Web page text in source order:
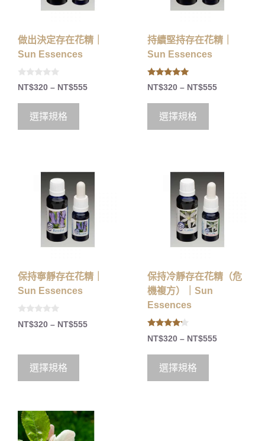
做出決定存在花精｜
Sun Essences
0
o
5
NT$320 – NT$555
選擇規格
持續堅持存在花精｜
Sun Essences
5.00
out of 5
NT$320 – NT$555
選擇規格
保持寧靜存在花精｜
Sun Essences
0
oNT$320 – NT$555
選擇規格
保持冷靜存在花精（危
機複方）｜Sun
Essences
4.00
out of 5
NT$320 – NT$555
選擇規格